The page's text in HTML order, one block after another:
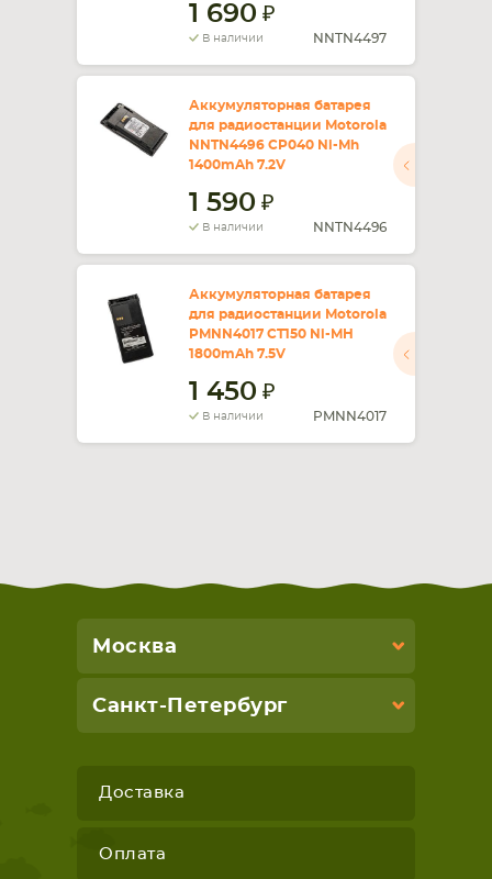
1 690
В наличии NNTN4497
Аккумуляторная батарея
для радиостанции Motorola
NNTN4496 CP040 Ni-Mh
1400mAh 7.2V
1 590
В наличии NNTN4496
Аккумуляторная батарея
для радиостанции Motorola
PMNN4017 CT150 Ni-MH
1800mAh 7.5V
1 450
В наличии PMNN4017
Москва
Санкт-Петербург
Доставка
Оплата